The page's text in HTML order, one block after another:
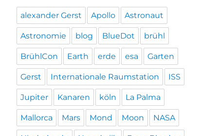
alexander Gerst Apollo Astronaut
Astronomie blog BlueDot brühl
BrühlCon Earth erde esa Garten
Gerst Internationale Raumstation ISS
Jupiter Kanaren köln La Palma
Mallorca Mars Mond Moon NASA